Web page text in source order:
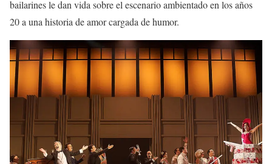
bailarines le dan vida sobre el escenario ambientado en los años
20 a una historia de amor cargada de humor.